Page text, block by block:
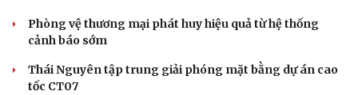
Phòng vệ thương mại phát huy hiệu quả từ hệ thống
cảnh báo sớm
Thái Nguyên tập trung giải phóng mặt bằng dự án cao
tốc CT07